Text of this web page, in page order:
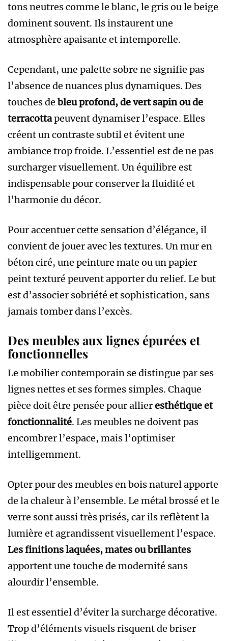
tons neutres comme le blanc, le gris ou le beige
dominent souvent. Ils instaurent une
atmosphère apaisante et intemporelle.
Cependant, une palette sobre ne signifie pas
l’absence de nuances plus dynamiques. Des
touches de bleu profond, de vert sapin ou de
terracottapeuvent dynamiser l’espace. Elles
créent un contraste subtil et évitent une
ambiance trop froide. L’essentiel est de ne pas
surcharger visuellement. Un équilibre est
indispensable pour conserver la fluidité et
l’harmonie du décor.
Pour accentuer cette sensation d’élégance, il
convient de jouer avec les textures. Un mur en
béton ciré, une peinture mate ou un papier
peint texturé peuvent apporter du relief. Le but
est d’associer sobriété et sophistication, sans
jamais tomber dans l’excès.
Des meubles aux lignes épurées et
fonctionnelles
Le mobilier contemporain se distingue par ses
lignes nettes et ses formes simples. Chaque
pièce doit être pensée pour allieresthétique et
fonctionnalité. Les meubles ne doivent pas
encombrer l’espace, mais l’optimiser
intelligemment.
Opter pour des meubles en bois naturel apporte
de la chaleur à l’ensemble. Le métal brossé et le
verre sont aussi très prisés, car ils reflètent la
lumière et agrandissent visuellement l’espace.
Les finitions laquées, mates ou brillantes
apportent une touche de modernité sans
alourdir l’ensemble.
Il est essentiel d’éviter la surcharge décorative.
Trop d’éléments visuels risquent de briser